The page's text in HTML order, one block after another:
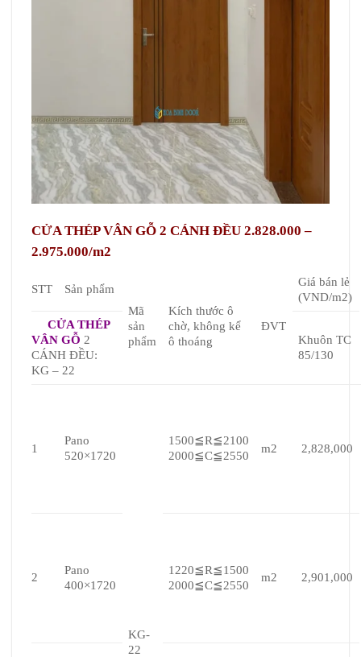
CỬA THÉP VÂN GỖ 2 CÁNH ĐỀU 2.828.000 –
2.975.000/m2
STT
Sản phẩm
Mã
sản
phẩm
Kích thước ô
chờ, không kể
ô thoáng
ĐVT
Giá bán lẻ
(VND/m2)
CỬA THÉP
VÂN GỖ 2
CÁNH ĐỀU:
KG – 22
Khuôn TC
85/130
1
Pano
520×1720
KG-
22
1500≦R≦2100
2000≦C≦2550
m2 2,828,000
2
Pano
400×1720
1220≦R≦1500
2000≦C≦2550
m2 2,901,000